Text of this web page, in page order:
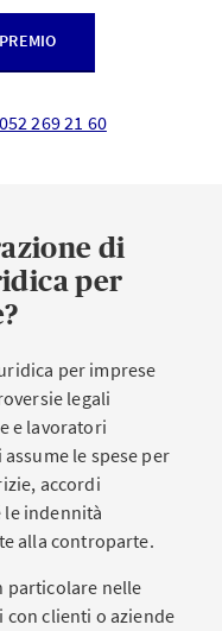
052 269 21 60
di
per
per imprese
legali
e lavoratori
le spese per
accordi
indennità
alla controparte.
particolare nelle
clienti o aziende